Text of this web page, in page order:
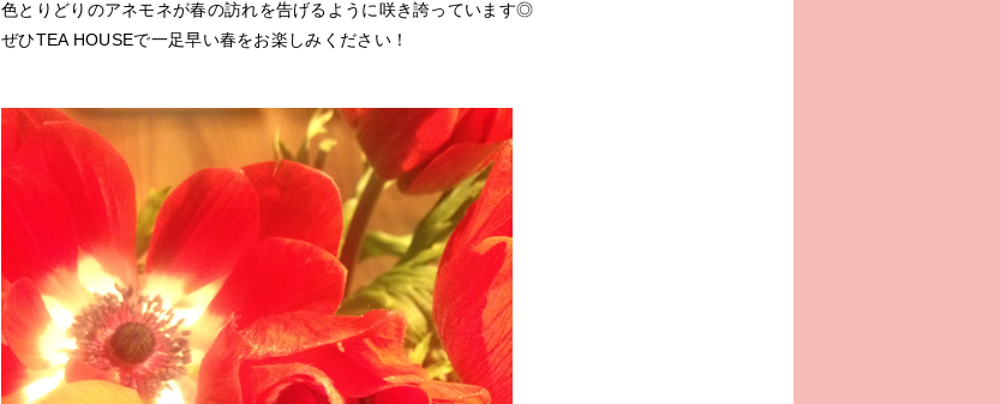
色とりどりのアネモネが春の訪れを告げるように咲き誇っています◎
ぜひTEA HOUSEで一足早い春をお楽しみください！